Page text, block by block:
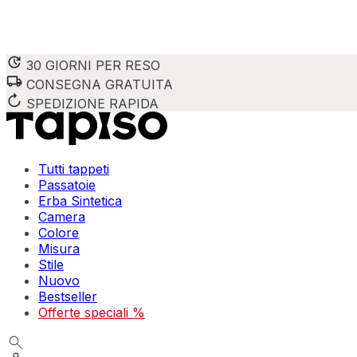
30 GIORNI PER RESO
CONSEGNA GRATUITA
SPEDIZIONE RAPIDA
Tutti tappeti
Passatoie
Erba Sintetica
Camera
Colore
Misura
Stile
Nuovo
Bestseller
Offerte speciali %